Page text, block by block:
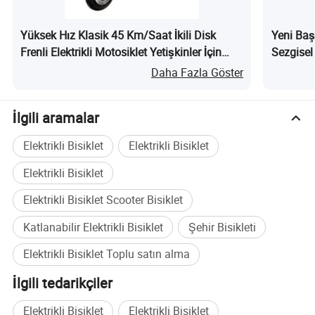
Zhejiang Zuboo Technology Co., Ltd., elektrikli
motosiklet/scooter/motosiklet geliştirme, üretme
ve yurt içi ve uluslararası pazarlamada faaliyet
gösteren büyük ölçekli bir grup şirketidir. 2006
Yüksek Hız Klasik 45 Km/Saat İkili Disk
Frenli Elektrikli Motosiklet Yetişkinler İçin
Daha Fazla Göster
Yeni
İlgili aramalar
Elektrikli Bisiklet
Elektrikli Bisiklet
Elektrikli Bisiklet
Elektrikli Bisiklet Scooter Bisiklet
Katlanabilir Elektrikli Bisiklet
Şehir Bisikleti
Elektrikli Bisiklet Toplu satın alma
İlgili tedarikçiler
Elektrikli Bisiklet Elektrikli Bisiklet